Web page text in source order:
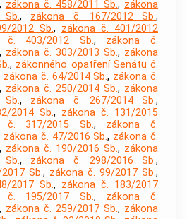
, zákona č. 458/2011 Sb., zákona
, zákona č. 167/2012 Sb.,
2012 Sb., zákona č. 401/2012
č. 403/2012 Sb., zákona č.
, zákona č. 303/2013 Sb., zákona
, zákonného opatření Senátu č.
zákona č. 64/2014 Sb., zákona č.
, zákona č. 250/2014 Sb., zákona
, zákona č. 267/2014 Sb.,
2014 Sb., zákona č. 131/2015
č. 317/2015 Sb., zákona č.
zákona č. 47/2016 Sb., zákona č.
, zákona č. 190/2016 Sb., zákona
, zákona č. 298/2016 Sb.,
Sb., zákona č. 99/2017 Sb.,
2017 Sb., zákona č. 183/2017
č. 195/2017 Sb., zákona č.
, zákona č. 259/2017 Sb., zákona